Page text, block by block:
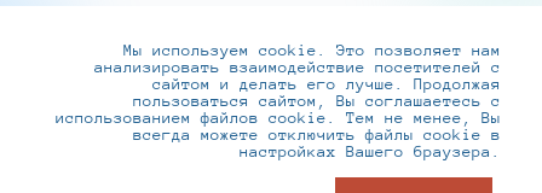
+7 (495) 737-6192, 8-800-250-0-260
practice@infotecs.ru,hr@infotecs.ru
127273, г. Москва, Отрадная ул., 2Б строение 1
Мы используем cookie. Это позволяет нам
анализировать взаимодействие посетителей с
сайтом и делать его лучше. Продолжая
пользоваться сайтом, Вы соглашаетесь с
использованием файлов cookie. Тем не менее, Вы
всегда можете отключить файлы cookie в
настройках Вашего браузера.